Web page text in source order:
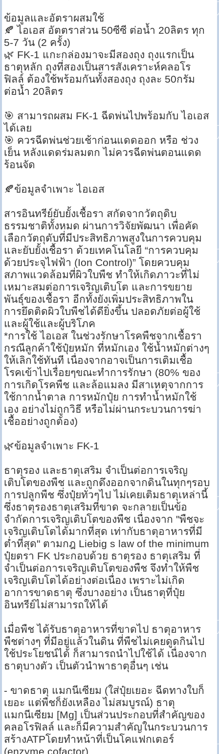
ข้อมูลและอัตราผสมใช้
🍂 ไอเอส อัตตราส่วน 50ซีซี ต่อน้ำ 20ลิตร ทุก
5-7 วัน (2 ครั้ง)
🌿 FK-1 แกะกล่องมาจะมีสองถุง ถุงแรกเป็น
ธาตุหลัก ถุงที่สองเป็นสารสังเคราะห์คลอโร
ฟิลล์ ต้องใช้พร้อมกันทั้งสองถุง ถุงละ 50กรัม
ต่อน้ำ 20ลิตร
🎯 สามารถผสม FK-1 ฉีดพ่นไปพร้อมกับ ไอเอส
ได้เลย
🎯 ควรฉีดพ่นช่วยเช้าก่อนแดดออก หรือ ช่วง
เย็น หลังแดดร่มลมตก ไม่ควรฉีดพ่นตอนแดด
ร้อนจัด
🍂ข้อมูลจำเพาะ ไอเอส
สารอินทรีย์ยับยั้งเชื้อรา สกัดจากวัตถุดิบ
ธรรมชาติทั้งหมด ผ่านการวิจัยพัฒนา เพื่อคัด
เลือกวัตถุดับที่มีประสิทธิภาพสูงในการควบคุม
และยับยั้งเชื้อรา ด้วยเทคโนโลยี “การควบคุม
ด้วยประจุไฟฟ้า (Ion Control)” โดยควบคุม
สภาพแวดล้อมที่ผิวใบพืช ทำให้เกิดภาวะที่ไม่
เหมาะสมต่อการเจริญเติบโต และการขยาย
พันธุ์ของเชื้อรา อีกทั้งยังเพิ่มประสิทธิภาพใน
การยึดติดผิวใบพืชได้ดียิ่งขึ้น ปลอดภัยต่อผู้ใช้
และผู้ใช้และผู้บริโภค
*การใช้ ไอเอส ในช่วงรักษาโรคพืชจากเชื้อรา
กรณีลูกค้าใช้ปุ๋ยหมัก ที่หมักเอง ใช้น้ำหมักต่างๆ
ให้เลิกใช้ทันที เนื่องจากอาจเป็นการเติมเชื้อ
โรคเข้าไปเรื่อยๆขณะทำการรักษา (80% ของ
การเกิดโรคพืช และล้อแมลง มีสาเหตุจากการ
ใช้กากน้ำตาล การหมักปุ๋ย การทำน้ำหมักใช้
เอง อย่างไม่ถูกวิธี หรือไม่ผ่านกระบวนการฆ่า
เชื้ออย่างถูกต้อง)
🌿ข้อมูลจำเพาะ FK-1
ธาตุรอง และธาตุเสริม จำเป็นต่อการเจริญ
เติบโตของพืช และถูกดึงออกจากดินในทุกๆรอบ
การปลูกพืช ซึ่งปุ๋ยทั่วๆไป ไม่เคยเติมธาตุเหล่านี้
ซึ่งธาตุรองธาตุเสริมที่ขาด จะกลายเป็นข้อ
จำกัดการเจริญเติบโตของพืช เนื่องจาก "พืชจะ
เจริญเติบโตได้มากที่สุด เท่ากับธาตุอาหารที่มี
ต่ำที่สุด" ตามกฎ Liebig s law of the minimum
ปุ๋ยตรา FK ประกอบด้วย ธาตุรอง ธาตุเสริม ที่
จำเป็นต่อการเจริญเติบโตของพืช จึงทำให้พืช
เจริญเติบโตได้อย่างต่อเนื่อง เพราะไม่เกิด
อาการขาดธาตุ ซึ่งบางอย่าง เป็นธาตุที่ปุ๋ย
อินทรีย์ไม่สามารถให้ได้
เมื่อพืช ได้รับธาตุอาหารที่ขาดไป ธาตุอาหาร
พืชต่างๆ ที่มีอยู่แล้วในดิน ที่พืชไม่เคยดูดกินไป
ใช้ประโยชน์ได้ ก็สามารถนำไปใช้ได้ เนื่องจาก
ธาตุบางตัว เป็นตัวนำพาธาตุอื่นๆ เช่น
- ขาดธาตุ แมกนีเซียม (ใส่ปุ๋ยเยอะ ฉีดทางใบก็
เยอะ แต่พืชก็ยังเหลือง ไม่สมบูรณ์) ธาตุ
แมกนีเซียม [Mg] เป็นส่วนประกอบที่สำคัญของ
คลอโรฟิลล์ และก็มีความสำคัญในกระบวนการ
สร้างATPโดยทำหน้าที่เป็นโคแฟกเตอร์
(enzyme cofactor).